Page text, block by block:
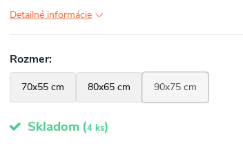
Detailné informácie
Skladom (4 ks)